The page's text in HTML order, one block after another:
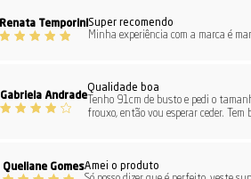
Renata TemporiniSuper recomendo
Minha experiência com a marca é
Gabriela Andrade
Qualidade boa
Tenho 91cm de busto e pedi o
frouxo, então vou esperar ceder. Tem
Queliane GomesAmei o produto